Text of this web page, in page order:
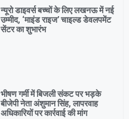
न्यूरो डाइवर्स बच्चों के लिए लखनऊ में नई
उम्मीद, ‘माइंड राइज’ चाइल्ड डेवलपमेंट
सेंटर का शुभारंभ
भीषण गर्मी में बिजली संकट पर भड़के
बीजेपी नेता अंशुमान सिंह, लापरवाह
अधिकारियों पर कार्रवाई की मांग